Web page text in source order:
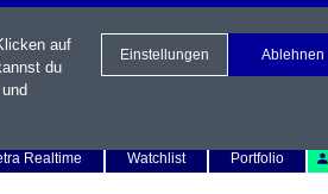
Realtime
Watchlist Portfolio
auf
du
Einstellungen Ablehnen